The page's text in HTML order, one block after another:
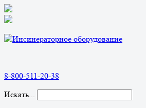
8-800-511-20-38
Искать...